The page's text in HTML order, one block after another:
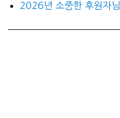
2026년 소중한 후원자님